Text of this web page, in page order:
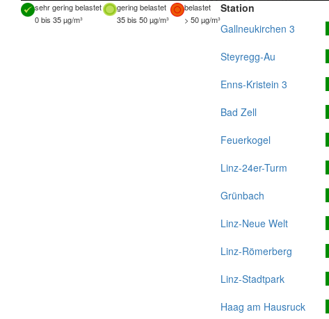
sehr gering belastet gering belastet
belastet
0 bis 35 µg/m³
35 bis 50 µg/m³ > 50 µg/m³
Station
Gallneukirchen 3
Steyregg-Au
Enns-Kristein 3
Bad Zell
Feuerkogel
Linz-24er-Turm
Grünbach
Linz-Neue Welt
Linz-Römerberg
Linz-Stadtpark
Haag am Hausruck